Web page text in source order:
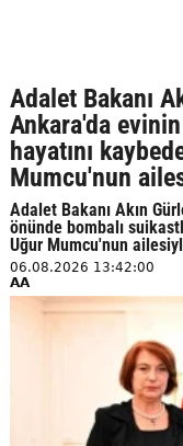
Adalet Bakanı
Ankara'da
hayatını
Mumcu'nun
Adalet Bakanı Akın
önünde bombalı
Uğur Mumcu'nun
06.08.2026 13:42:00
AA